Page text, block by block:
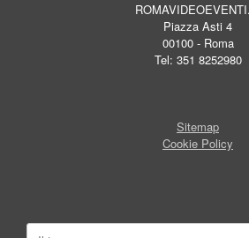
Piazza Asti 4
00100 - Roma
Tel: 351 8252980
Sitemap
Cookie Policy